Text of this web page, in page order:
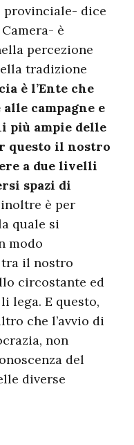
provinciale- dice
è
percezione
tradizione
è l’Ente che
campagne e
più ampie delle
questo il nostro
a due livelli
spazi di
inoltre è per
quale si
modo
tra il nostro
circostante ed
lega. E questo,
che l’avvio di
non
del
diverse